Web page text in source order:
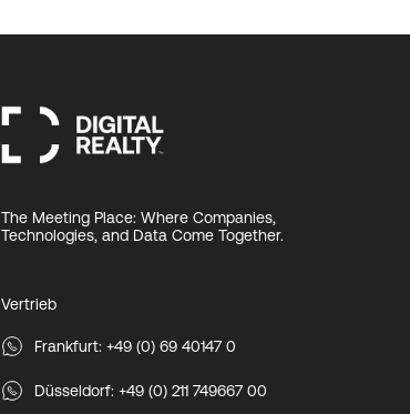
The Meeting Place: Where Companies,
Technologies, and Data Come Together.
Vertrieb
Frankfurt: +49 (0) 69 40147 0
Düsseldorf: +49 (0) 211 749667 00